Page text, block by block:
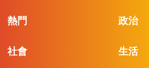
熱門 政治
社會 生活